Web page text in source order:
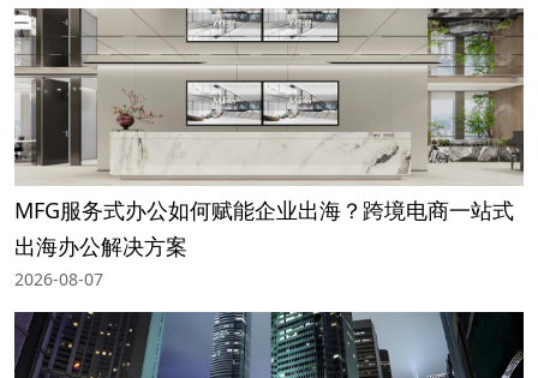
MFG服务式办公如何赋能企业出海？跨境电商一站式
出海办公解决方案
2026-08-07